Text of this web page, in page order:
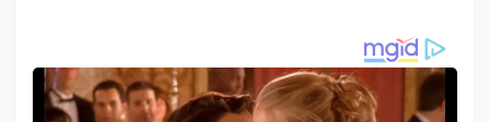
a
s